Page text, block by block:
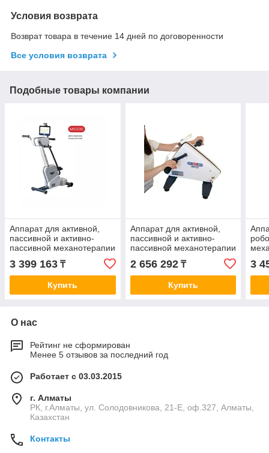
Условия возврата
Возврат товара в течение 14 дней по договоренности
Все условия возврата
Подобные товары компании
Аппарат для активной,
пассивной и активно-
пассивной механотерапии
ORMED-Moto MS030
3 399 163 ₸
Купить
Аппарат для активной,
пассивной и активно-
пассивной механотерапии
ORMED-Moto MT050
2 656 292₸
Купить
3
О нас
Рейтинг не сформирован
Менее 5 отзывов за последний год
Работает с 03.03.2015
г. Алматы
РК, г.Алматы, ул. Солодовникова, 21-Е, оф.327, Алматы,
Казахстан
Контакты